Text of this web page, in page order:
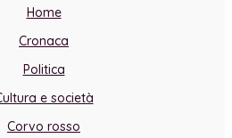
Home
Cronaca
Politica
e società
Corvo rosso